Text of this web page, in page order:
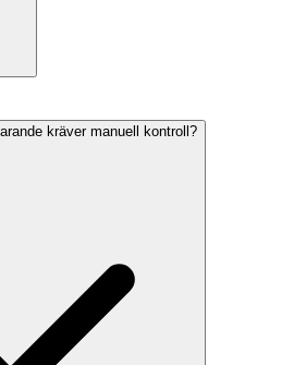
kräver manuell kontroll?